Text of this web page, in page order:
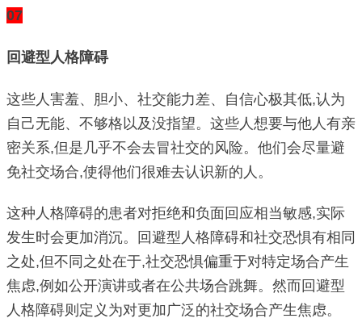
07
回避型人格障碍
这些人害羞、胆小、社交能力差、自信心极其低,认为
自己无能、不够格以及没指望。这些人想要与他人有亲
密关系,但是几乎不会去冒社交的风险。他们会尽量避
免社交场合,使得他们很难去认识新的人。
这种人格障碍的患者对拒绝和负面回应相当敏感,实际
发生时会更加消沉。回避型人格障碍和社交恐惧有相同
之处,但不同之处在于,社交恐惧偏重于对特定场合产生
焦虑,例如公开演讲或者在公共场合跳舞。然而回避型
人格障碍则定义为对更加广泛的社交场合产生焦虑。